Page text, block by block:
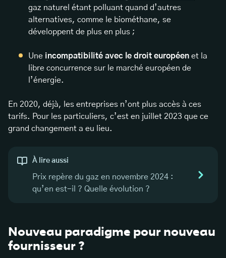
gaz naturel étant polluant quand d’autres
alternatives, comme le biométhane, se
développent de plus en plus ;
Une incompatibilité avec le droit européen et la
libre concurrence sur le marché européen de
l’énergie.
En 2020, déjà, les entreprises n’ont plus accès à ces
tarifs. Pour les particuliers, c’est en juillet 2023 que ce
grand changement a eu lieu.
À lire aussi
Prix repère du gaz en novembre 2024 :
qu’en est-il ? Quelle évolution ?
Nouveau paradigme pour nouveau
fournisseur ?